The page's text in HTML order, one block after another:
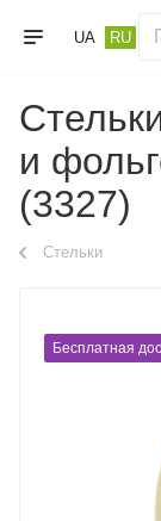
UA RU
и
(3327)
Стельки
Бесплатная